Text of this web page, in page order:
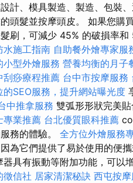
計、模具製造、製造、包裝
頭髮並按摩頭皮。 如果您購
刷，可減少 45% 的破損率
水施工指南 自助餐外燴專家服
小型外燴服務 營養均衡的月子
刮痧療程推薦 台中市按摩服務
的SEO服務，提升網站曝光度
中推拿服務 雙弧形形狀完美
專業推薦 台北優質眼科推薦
務的體驗。 全方位外燴服務
為它們提供了易於使用的便
器具有振動等附加功能，可以
徵信社 居家清潔秘訣 西屯按